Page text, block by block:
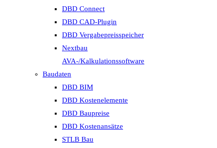
DBD Connect
DBD CAD-Plugin
DBD Vergabepreisspeicher
Nextbau
AVA-/Kalkulationssoftware
Baudaten
DBD BIM
DBD Kostenelemente
DBD Baupreise
DBD Kostenansätze
STLB Bau